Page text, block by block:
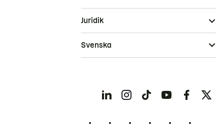
Juridik
Svenska